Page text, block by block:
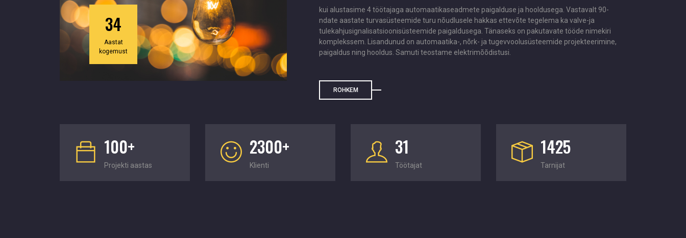
34
Aastat
kogemust
kui alustasime 4 töötajaga automaatikaseadmete paigalduse ja hooldusega. Vastavalt 90-
ndate aastate turvasüsteemide turu nõudlusele hakkas ettevõte tegelema ka valve-ja
tulekahjusignalisatsioonisüsteemide paigaldusega. Tänaseks on pakutavate tööde nimekiri
komplekssem. Lisandunud on automaatika-, nõrk- ja tugevvoolusüsteemide projekteerimine,
paigaldus ning hooldus. Samuti teostame elektrimõõdistusi.
ROHKEM
100+
Projekti aastas
2300+
Klienti
31
Töötajat
1425
Tarnijat